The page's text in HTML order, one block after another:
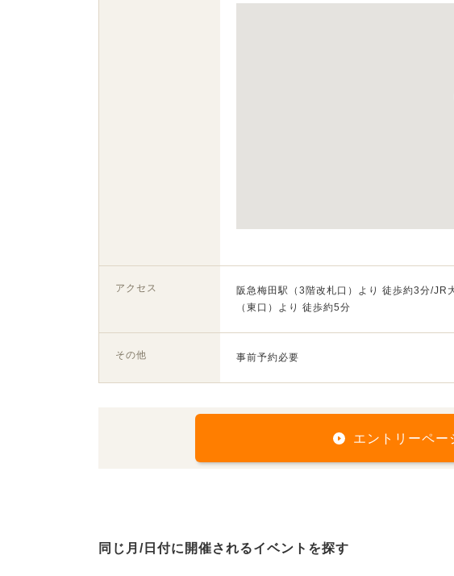
アクセス
阪急梅田駅（3階改札口）より 徒歩約3分/JR
（東口）より 徒歩約5分
その他 事前予約必要
エントリーペー
同じ月/日付に開催されるイベントを探す